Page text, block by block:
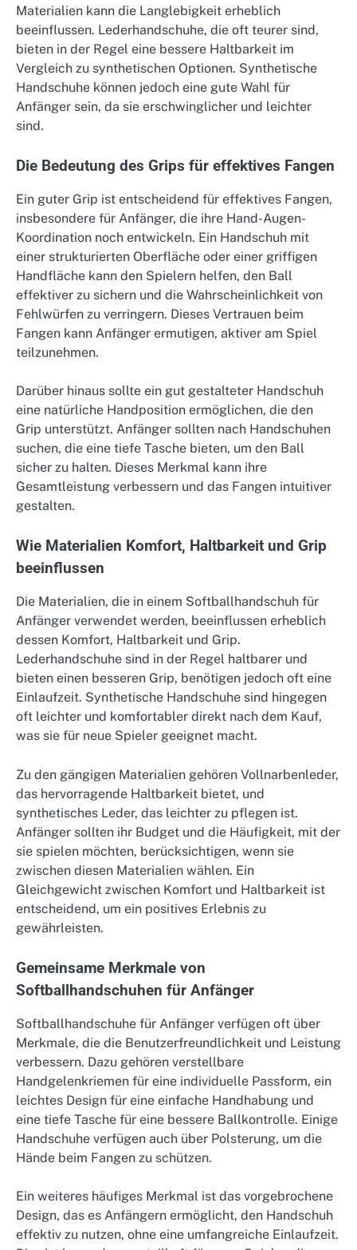
Materialien kann die Langlebigkeit erheblich
beeinflussen. Lederhandschuhe, die oft teurer sind,
bieten in der Regel eine bessere Haltbarkeit im
Vergleich zu synthetischen Optionen. Synthetische
Handschuhe können jedoch eine gute Wahl für
Anfänger sein, da sie erschwinglicher und leichter
sind.
Die Bedeutung des Grips für effektives Fangen
Ein guter Grip ist entscheidend für effektives Fangen,
insbesondere für Anfänger, die ihre Hand-Augen-
Koordination noch entwickeln. Ein Handschuh mit
einer strukturierten Oberfläche oder einer griffigen
Handfläche kann den Spielern helfen, den Ball
effektiver zu sichern und die Wahrscheinlichkeit von
Fehlwürfen zu verringern. Dieses Vertrauen beim
Fangen kann Anfänger ermutigen, aktiver am Spiel
teilzunehmen.
Darüber hinaus sollte ein gut gestalteter Handschuh
eine natürliche Handposition ermöglichen, die den
Grip unterstützt. Anfänger sollten nach Handschuhen
suchen, die eine tiefe Tasche bieten, um den Ball
sicher zu halten. Dieses Merkmal kann ihre
Gesamtleistung verbessern und das Fangen intuitiver
gestalten.
Wie Materialien Komfort, Haltbarkeit und Grip
beeinflussen
Die Materialien, die in einem Softballhandschuh für
Anfänger verwendet werden, beeinflussen erheblich
dessen Komfort, Haltbarkeit und Grip.
Lederhandschuhe sind in der Regel haltbarer und
bieten einen besseren Grip, benötigen jedoch oft eine
Einlaufzeit. Synthetische Handschuhe sind hingegen
oft leichter und komfortabler direkt nach dem Kauf,
was sie für neue Spieler geeignet macht.
Zu den gängigen Materialien gehören Vollnarbenleder,
das hervorragende Haltbarkeit bietet, und
synthetisches Leder, das leichter zu pflegen ist.
Anfänger sollten ihr Budget und die Häufigkeit, mit der
sie spielen möchten, berücksichtigen, wenn sie
zwischen diesen Materialien wählen. Ein
Gleichgewicht zwischen Komfort und Haltbarkeit ist
entscheidend, um ein positives Erlebnis zu
gewährleisten.
Gemeinsame Merkmale von
Softballhandschuhen für Anfänger
Softballhandschuhe für Anfänger verfügen oft über
Merkmale, die die Benutzerfreundlichkeit und Leistung
verbessern. Dazu gehören verstellbare
Handgelenkriemen für eine individuelle Passform, ein
leichtes Design für eine einfache Handhabung und
eine tiefe Tasche für eine bessere Ballkontrolle. Einige
Handschuhe verfügen auch über Polsterung, um die
Hände beim Fangen zu schützen.
Ein weiteres häufiges Merkmal ist das vorgebrochene
Design, das es Anfängern ermöglicht, den Handschuh
effektiv zu nutzen, ohne eine umfangreiche Einlaufzeit.